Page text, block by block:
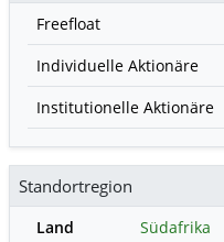
Freefloat
Individuelle Aktionäre
Institutionelle Aktionäre
Standortregion
Land
Südafrika